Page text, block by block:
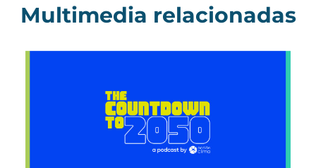
Multimedia relacionadas